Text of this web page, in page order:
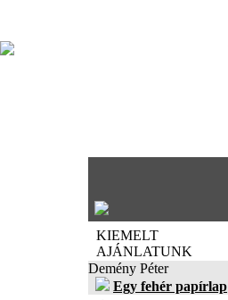
KIEMELT
AJÁNLATUNK
Demény Péter
Egy fehér papírlap